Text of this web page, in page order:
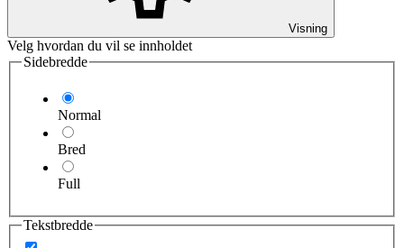
Visning
Velg hvordan du vil se innholdet
Sidebredde
Normal
Bred
Full
Tekstbredde